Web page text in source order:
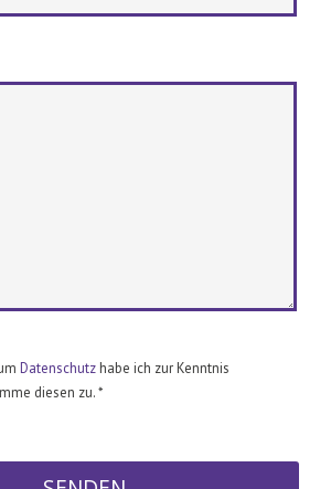
Datenschutzhabe ich zur Kenntnis
diesen zu. *